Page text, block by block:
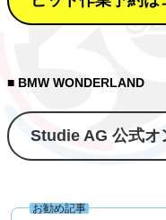
■ BMW WONDERLAND
Studie AG 公式オ
お勧め記事